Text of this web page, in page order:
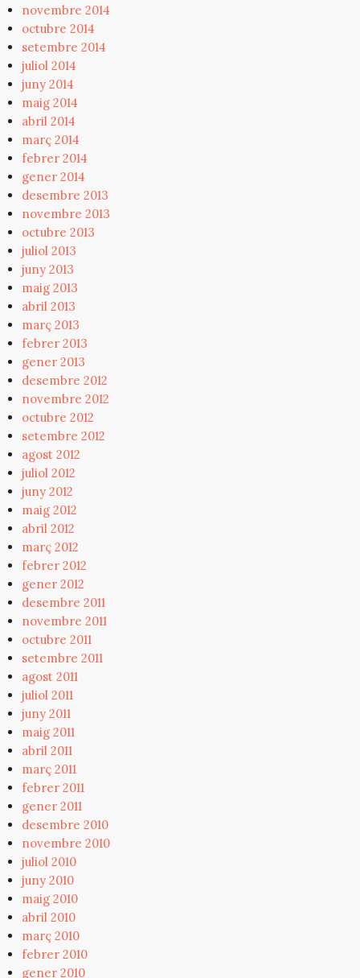
novembre 2014
octubre 2014
setembre 2014
juliol 2014
juny 2014
maig 2014
abril 2014
març 2014
febrer 2014
gener 2014
desembre 2013
novembre 2013
octubre 2013
juliol 2013
juny 2013
maig 2013
abril 2013
març 2013
febrer 2013
gener 2013
desembre 2012
novembre 2012
octubre 2012
setembre 2012
agost 2012
juliol 2012
juny 2012
maig 2012
abril 2012
març 2012
febrer 2012
gener 2012
desembre 2011
novembre 2011
octubre 2011
setembre 2011
agost 2011
juliol 2011
juny 2011
maig 2011
abril 2011
març 2011
febrer 2011
gener 2011
desembre 2010
novembre 2010
juliol 2010
juny 2010
maig 2010
abril 2010
març 2010
febrer 2010
gener 2010